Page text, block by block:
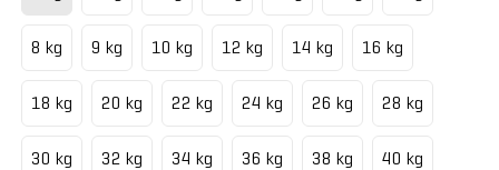
8 kg 9 kg 10 kg 12 kg 14 kg 16 kg
18 kg 20 kg 22 kg 24 kg 26 kg 28 kg
30 kg 32 kg 34 kg 36 kg 38 kg 40 kg